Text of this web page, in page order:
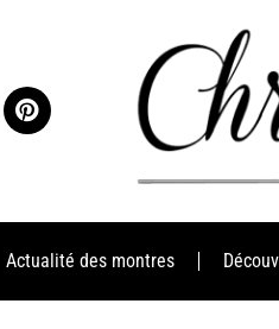
Actualité des montres